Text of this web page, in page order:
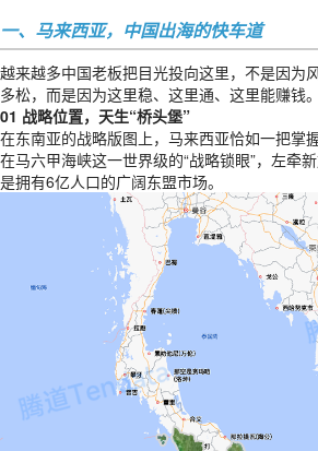
一、马来西亚，中国出海的快车道
越来越多中国老板把目光投向这里，不是因为
多松，而是因为这里稳、这里通、这里能赚钱。
01 战略位置，天生“桥头堡”
在东南亚的战略版图上，马来西亚恰如一把掌
在马六甲海峡这一世界级的“战略锁眼”，左牵
是拥有6亿人口的广阔东盟市场。